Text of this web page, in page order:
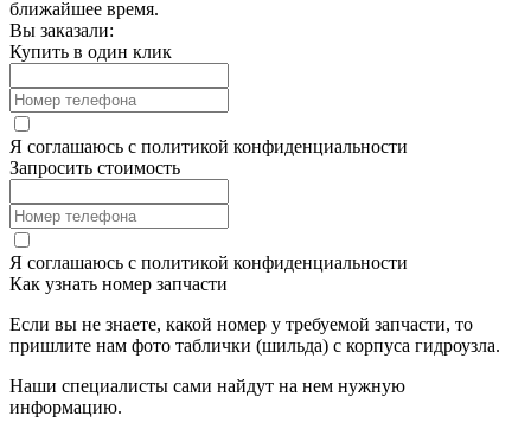
ближайшее время.
Вы заказали:
Купить в один клик
Я соглашаюсь с политикой конфиденциальности
Запросить стоимость
Я соглашаюсь с политикой конфиденциальности
Как узнать номер запчасти
Если вы не знаете, какой номер у требуемой запчасти, то
пришлите нам фото таблички (шильда) с корпуса гидроузла.
Наши специалисты сами найдут на нем нужную
информацию.